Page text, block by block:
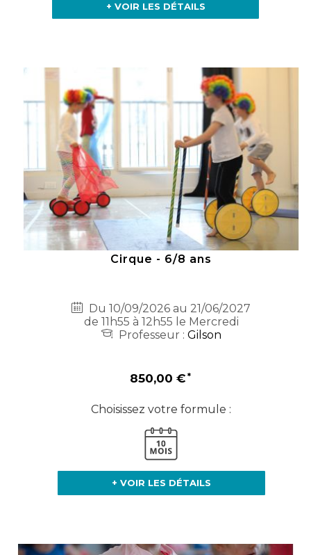
+ VOIR LES DÉTAILS
Cirque - 6/8 ans
Du 10/09/2026 au 21/06/2027
de 11h55 à 12h55 le Mercredi
Professeur : Gilson
850,00 €
Choisissez votre formule :
+ VOIR LES DÉTAILS